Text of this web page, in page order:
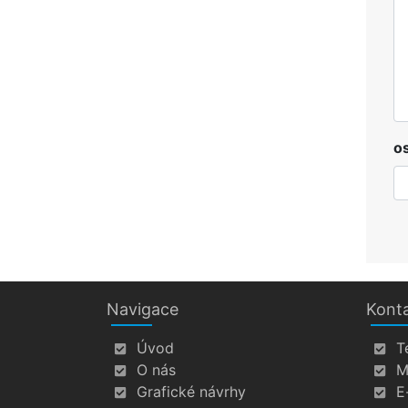
Navigace
Úvod
O nás
Grafické návrhy